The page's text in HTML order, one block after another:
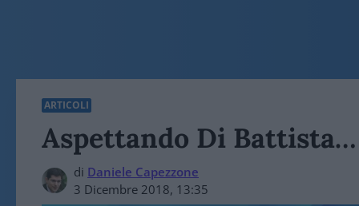
ARTICOLI
Aspettando Di Battista…
di Daniele Capezzone
3 Dicembre 2018, 13:35